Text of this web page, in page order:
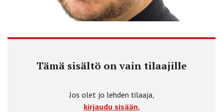
Tämä sisältö on vain tilaajille
Jos olet jo lehden tilaaja,
kirjaudu sisään.